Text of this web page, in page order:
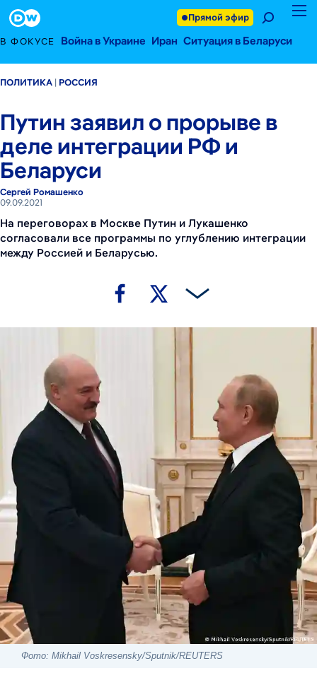
В ФОКУСЕ Война в Украине Иран Ситуация в Беларуси
Прямой эфир
ПОЛИТИКА РОССИЯ
Путин заявил о прорыве в
деле интеграции РФ и
Беларуси
Сергей Ромашенко
09.09.2021
На переговорах в Москве Путин и Лукашенко
согласовали все программы по углублению интеграции
между Россией и Беларусью.
Фото: Mikhail Voskresensky/Sputnik/REUTERS
Footer